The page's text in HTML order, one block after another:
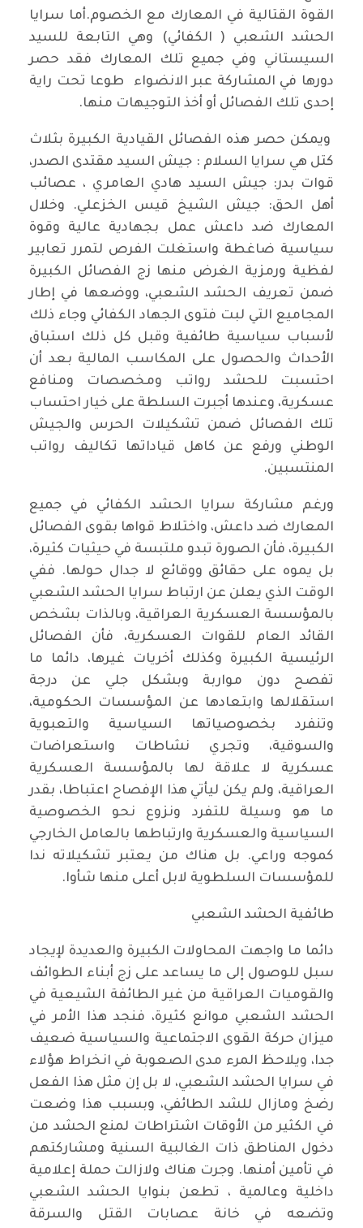
القوة القتالية في المعارك مع الخصوم.أما سرايا
الحشد الشعبي ( الكفائي) وهي التابعة للسيد
السيستاني وفي جميع تلك المعارك فقد حصر
دورها في المشاركة عبر الانضواء طوعا تحت راية
إحدى تلك الفصائل أو أخذ التوجيهات منها.
ويمكن حصر هذه الفصائل القيادية الكبيرة بثلاث
كتل هي سرايا السلام : جيش السيد مقتدى الصدر،
قوات بدر: جيش السيد هادي العامري ، عصائب
أهل الحق: جيش الشيخ قيس الخزعلي. وخلال
المعارك ضد داعش عمل بجهادية عالية وقوة
سياسية ضاغطة واستغلت الفرص لتمرر تعابير
لفظية ورمزية الغرض منها زج الفصائل الكبيرة
ضمن تعريف الحشد الشعبي، ووضعها في إطار
المجاميع التي لبت فتوى الجهاد الكفائي وجاء ذلك
لأسباب سياسية طائفية وقبل كل ذلك استباق
الأحداث والحصول على المكاسب المالية بعد أن
احتسبت للحشد رواتب ومخصصات ومنافع
عسكرية، وعندها أجبرت السلطة على خيار احتساب
تلك الفصائل ضمن تشكيلات الحرس والجيش
الوطني ورفع عن كاهل قياداتها تكاليف رواتب
المنتسبين.
ورغم مشاركة سرايا الحشد الكفائي في جميع
المعارك ضد داعش، واختلاط قواها بقوى الفصائل
الكبيرة، فأن الصورة تبدو ملتبسة في حيثيات كثيرة،
بل يموه على حقائق ووقائع لا جدال حولها. ففي
الوقت الذي يعلن عن ارتباط سرايا الحشد الشعبي
بالمؤسسة العسكرية العراقية، وبالذات بشخص
القائد العام للقوات العسكرية، فأن الفصائل
الرئيسية الكبيرة وكذلك أخريات غيرها، دائما ما
تفصح دون مواربة وبشكل جلي عن درجة
استقلالها وابتعادها عن المؤسسات الحكومية،
وتنفرد بخصوصياتها السياسية والتعبوية
والسوقية، وتجري نشاطات واستعراضات
عسكرية لا علاقة لها بالمؤسسة العسكرية
العراقية، ولم يكن ليأتي هذا الإفصاح اعتباطا، بقدر
ما هو وسيلة للتفرد ونزوع نحو الخصوصية
السياسية والعسكرية وارتباطها بالعامل الخارجي
كموجه وراعي. بل هناك من يعتبر تشكيلاته ندا
للمؤسسات السلطوية لابل أعلى منها شأوا.
طائفية الحشد الشعبي
دائما ما واجهت المحاولات الكبيرة والعديدة لإيجاد
سبل للوصول إلى ما يساعد على زج أبناء الطوائف
والقوميات العراقية من غير الطائفة الشيعية في
الحشد الشعبي موانع كثيرة، فنجد هذا الأمر في
ميزان حركة القوى الاجتماعية والسياسية ضعيف
جدا، ويلاحظ المرء مدى الصعوبة في انخراط هؤلاء
في سرايا الحشد الشعبي، لا بل إن مثل هذا الفعل
رضخ ومازال للشد الطائفي، وبسبب هذا وضعت
في الكثير من الأوقات اشتراطات لمنع الحشد من
دخول المناطق ذات الغالبية السنية ومشاركتهم
في تأمين أمنها. وجرت هناك ولازالت حملة إعلامية
داخلية وعالمية ، تطعن بنوايا الحشد الشعبي
وتضعه في خانة عصابات القتل والسرقة